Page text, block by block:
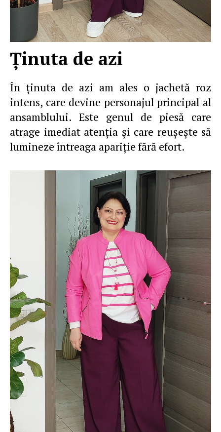
Ţinuta de azi
În ţinuta de azi am ales o jachetă roz
intens, care devine personajul principal al
ansamblului. Este genul de piesă care
atrage imediat atenţia şi care reuşeşte să
lumineze întreaga apariţie fără efort.